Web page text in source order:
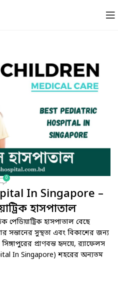
0
In Singapore –
হাসপাতাল
পেডিয়াট্রিক হাসপাতাল বেছে
সন্তানের সুস্থতা এবং বিকাশের জন্য
প্রাণবন্ত হৃদয়ে, র‌্যাফেলস
In Singapore) শহরের অন্যতম